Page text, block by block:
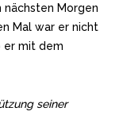
nächsten Morgen
Mal war er nicht
er mit dem
seiner